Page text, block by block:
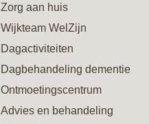
Zorg aan huis
Wijkteam WelZijn
Dagactiviteiten
Dagbehandeling dementie
Ontmoetingscentrum
Advies en behandeling